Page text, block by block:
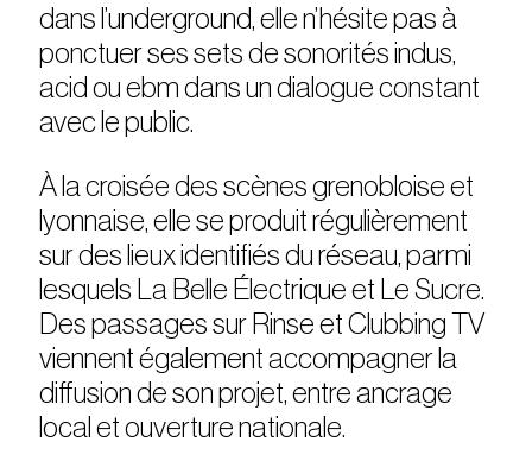
dans l’underground, elle n’hésite pas à
ponctuer ses sets de sonorités indus,
acid ou ebm dans un dialogue constant
avec le public.
À la croisée des scènes grenobloise et
lyonnaise, elle se produit régulièrement
sur des lieux identifiés du réseau, parmi
lesquels La Belle Électrique et Le Sucre.
Des passages sur Rinse et Clubbing TV
viennent également accompagner la
diffusion de son projet, entre ancrage
local et ouverture nationale.